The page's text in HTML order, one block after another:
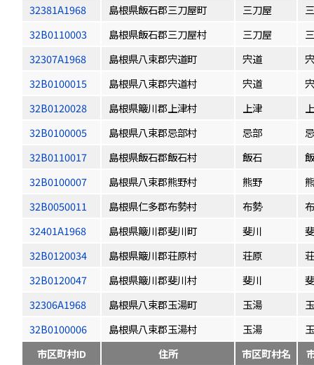
32381A1968
島根県飯石郡三刀屋町 三刀屋
32B0110003
島根県飯石郡三刀屋村 三刀屋
32307A1968
島根県八束郡宍道町 宍道
32B0100015
島根県八束郡宍道村 宍道
32B0120028
島根県簸川郡上津村 上津
32B0100005
島根県八束郡忌部村 忌部
32B0110017
島根県飯石郡飯石村 飯石
32B0100007
島根県八束郡熊野村 熊野
32B0050011
島根県仁多郡布勢村 布勢
32401A1968
島根県簸川郡斐川町 斐川
32B0120034
島根県簸川郡荘原村 荘原
32B0120047
島根県簸川郡斐川村 斐川
32306A1968
島根県八束郡玉湯町 玉湯
32B0100006
島根県八束郡玉湯村 玉湯
市区町村ID
住所 市区町村名